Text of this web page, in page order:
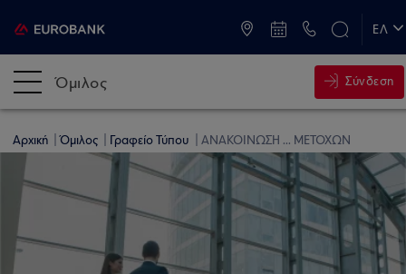
ΕΛ
Όμιλος Σύνδεση
Αρχική Όμιλος Γραφείο Τύπου ΑΝΑΚΟΙΝΩΣΗ ... ΜΕΤΟΧΩΝ